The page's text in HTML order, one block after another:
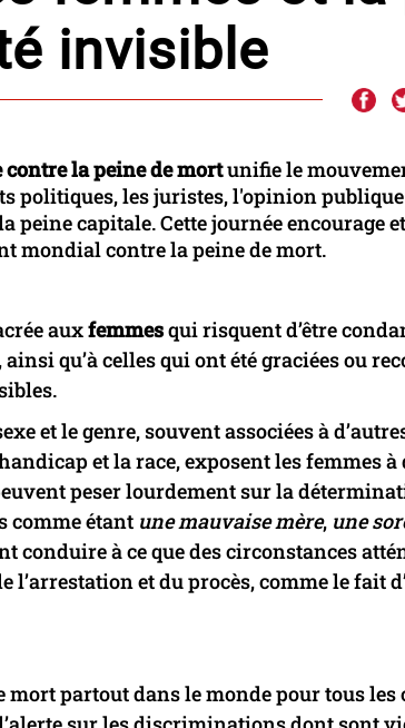
invisible
la peine de mortunifie le
politiques, les juristes, l'opinion
capitale. Cette journée encourage
mondial contre la peine de mort.
auxfemmesqui risquent d’être
qu’à celles qui ont été graciées ou
et le genre, souvent associées à
et la race, exposent les femmes
peser lourdement sur la
comme étant une mauvaise mère, une
conduire à ce que des circonstances
et du procès, comme le fait
partout dans le monde pour tous les